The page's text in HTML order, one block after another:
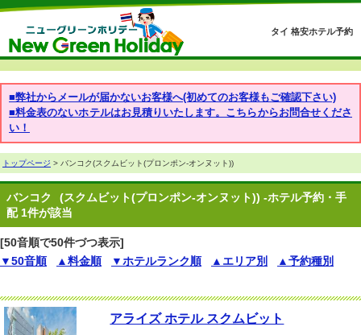
タイ 格安ホテル予約
■弊社からメールが届かないお客様へ(初めてのお客様もご確認下さい)
■料金表のないホテルはお見積りいたします。こちらからお問合せくださ
い！
トップページ > バンコク(スクムビット(プロンポン-オンヌット))
バンコク
(スクムビット(プロンポン-オンヌット)) -ホテル予約・手
配 1件が該当
[50音順で50件づつ表示]
▼50音順
▲料金順 ▼ホテルランク順 ▲エリア別 ▲予約種別
アライズ ホテル スクムビット